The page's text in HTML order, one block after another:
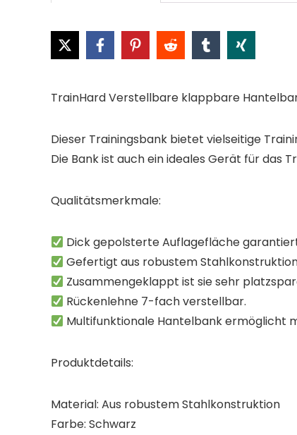
TrainHard Verstellbare klappbare
Dieser Trainingsbank bietet vielseitige
Die Bank ist auch ein ideales Gerät für das
Qualitätsmerkmale:
Dick gepolsterte Auflagefläche
Gefertigt aus robustem
Zusammengeklappt ist sie sehr
Rückenlehne 7-fach verstellbar.
Multifunktionale Hantelbank ermöglicht
Produktdetails:
Material: Aus robustem Stahlkonstruktion
Farbe: Schwarz